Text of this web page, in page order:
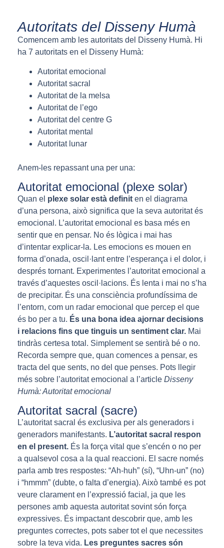
Autoritats del Disseny Humà
Comencem amb les autoritats del Disseny Humà. Hi
ha 7 autoritats en el Disseny Humà:
Autoritat emocional
Autoritat sacral
Autoritat de la melsa
Autoritat de l’ego
Autoritat del centre G
Autoritat mental
Autoritat lunar
Anem-les repassant una per una:
Autoritat emocional (plexe solar)
Quan el plexe solar està definit en el diagrama
d’una persona, això significa que la seva autoritat és
emocional. L’autoritat emocional es basa més en
sentir que en pensar. No és lògica i mai has
d’intentar explicar-la. Les emocions es mouen en
forma d’onada, oscil·lant entre l’esperança i el dolor, i
després tornant. Experimentes l’autoritat emocional a
través d’aquestes oscil·lacions. És lenta i mai no s’ha
de precipitar. És una consciència profundíssima de
l’entorn, com un radar emocional que percep el que
és bo per a tu. És una bona idea ajornar decisions
i relacions fins que tinguis un sentiment clar. Mai
tindràs certesa total. Simplement se sentirà bé o no.
Recorda sempre que, quan comences a pensar, es
tracta del que sents, no del que penses. Pots llegir
més sobre l’autoritat emocional a l’article Disseny
Humà: Autoritat emocional
Autoritat sacral (sacre)
L’autoritat sacral és exclusiva per als generadors i
generadors manifestants. L’autoritat sacral respon
en el present. És la força vital que s’encén o no per
a qualsevol cosa a la qual reaccioni. El sacre només
parla amb tres respostes: “Ah-huh” (sí), “Uhn-un” (no)
i “hmmm” (dubte, o falta d’energia). Això també es pot
veure clarament en l’expressió facial, ja que les
persones amb aquesta autoritat sovint són força
expressives. És impactant descobrir que, amb les
preguntes correctes, pots saber tot el que necessites
sobre la teva vida. Les preguntes sacres són